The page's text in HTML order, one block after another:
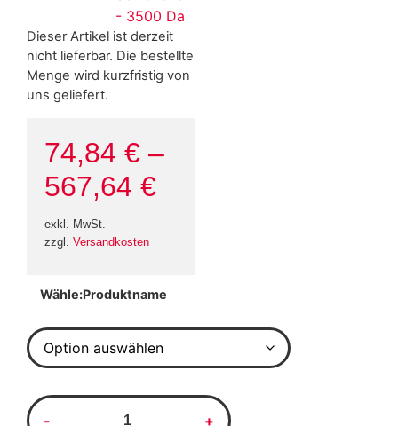
- 3500 Da
Dieser Artikel ist derzeit
nicht lieferbar. Die bestellte
Menge wird kurzfristig von
uns geliefert.
74,84 € –
567,64 €
exkl. MwSt.
zzgl. Versandkosten
Produktname